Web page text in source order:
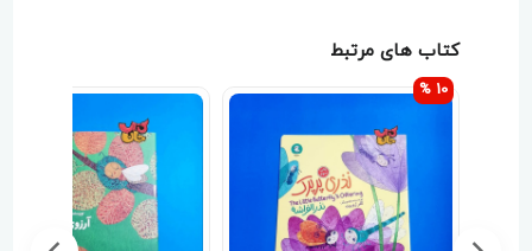
کتاب های مرتبط
10 %